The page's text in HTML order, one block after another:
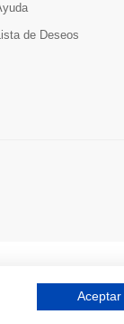
de Deseos
Aceptar